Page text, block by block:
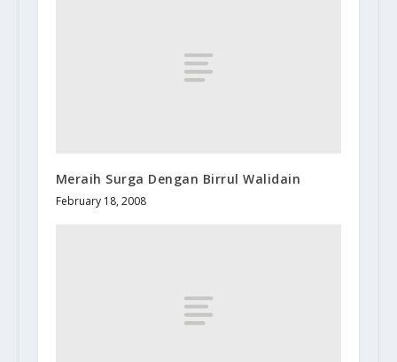
Meraih Surga Dengan Birrul Walidain
February 18, 2008